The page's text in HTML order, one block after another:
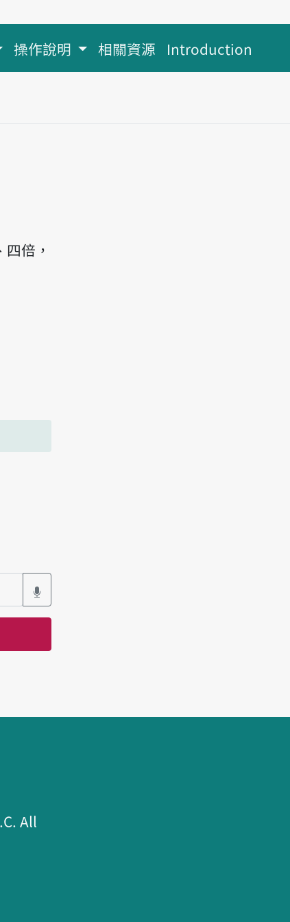
操作說明 相關資源 Introduction
倍，
All